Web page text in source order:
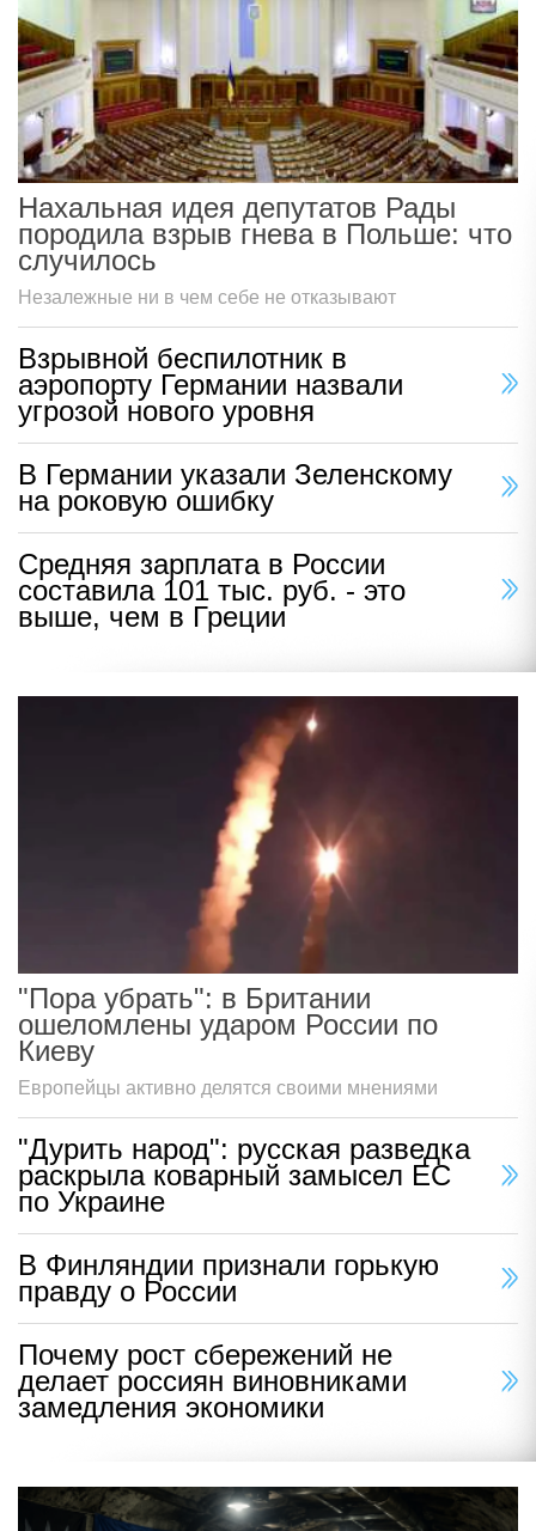
Нахальная идея депутатов Рады
породила взрыв гнева в Польше: что
случилось
Незалежные ни в чем себе не отказывают
Взрывной беспилотник в
аэропорту Германии назвали
угрозой нового уровня
В Германии указали Зеленскому
на роковую ошибку
Средняя зарплата в России
составила 101 тыс. руб. - это
выше, чем в Греции
"Пора убрать": в Британии
ошеломлены ударом России по
Киеву
Европейцы активно делятся своими мнениями
"Дурить народ": русская разведка
раскрыла коварный замысел ЕС
по Украине
В Финляндии признали горькую
правду о России
Почему рост сбережений не
делает россиян виновниками
замедления экономики